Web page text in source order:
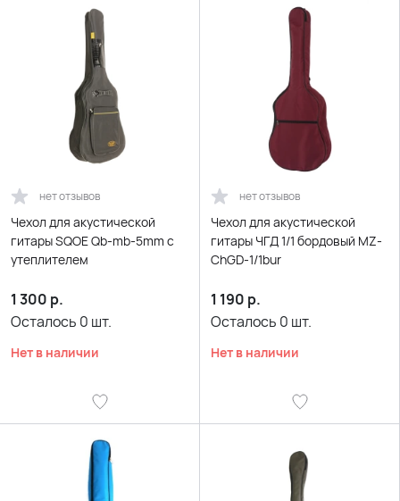
нет отзывов
Чехол для акустической
гитары SQOE Qb-mb-5mm с
утеплителем
1 300 р.
Осталось 0 шт.
Нет в наличии
нет отзывов
Чехол для акустической
гитары ЧГД 1/1 бордовый MZ-
ChGD-1/1bur
1 190 р.
Осталось 0 шт.
Нет в наличии